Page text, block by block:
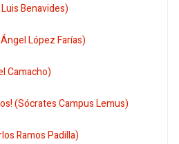
Benavides)
López Farías)
Camacho)
(Sócrates Campus Lemus)
Ramos Padilla)